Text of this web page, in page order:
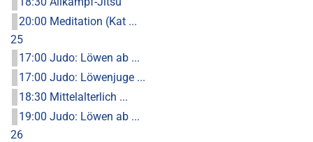
20:00 Meditation (Kat ...
25
17:00 Judo: Löwen ab ...
17:00 Judo: Löwenjuge ...
18:30 Mittelalterlich ...
19:00 Judo: Löwen ab ...
26